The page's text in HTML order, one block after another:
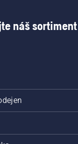
náš sortiment